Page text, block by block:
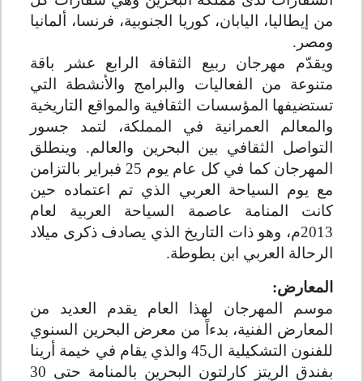
من إيطاليا، اليابان، كوريا الجنوبية، فرنسا، ألمانيا
ومصر.
ويقدّم مهرجان ربيع الثقافة الرابع عشر باقة
متنوعة من الفعاليات والبرامج والأنشطة التي
تستضيفها المؤسسات الثقافية والمواقع التاريخية
والمعالم العمرانية في المملكة، لتمد جسور
التواصل الثقافي بين البحرين والعالم. وينطلق
المهرجان كما في كل عام يوم 25 فبراير بالتزامن
مع يوم السياحة العربي الذي تم اعتماده حين
كانت المنامة عاصمة السياحة العربية لعام
2013م، وهو ذات التاريخ الذي يصادف ذكرى ميلاد
الرحالة العربي ابن بطوطة.
المعارض:
موسم المهرجان لهذا العام يقدم العديد من
المعارض الفنية، بدءاً من معرض البحرين السنوي
للفنون التشكيلية ال45 والذي يقام في خيمة أرينا
بفندق الريتز كارلتون البحرين بالمنامة حتى 30